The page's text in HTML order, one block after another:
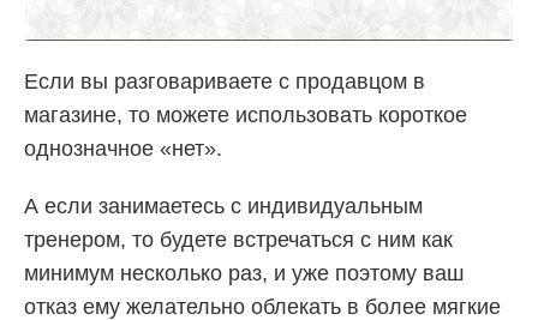
Если вы разговариваете с продавцом в
магазине, то можете использовать короткое
однозначное «нет».
А если занимаетесь с индивидуальным
тренером, то будете встречаться с ним как
минимум несколько раз, и уже поэтому ваш
отказ ему желательно облекать в более мягкие